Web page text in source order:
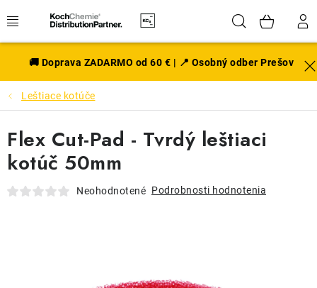
na
Hľadať
EXTERIÉR
DISKY A PNEU
INTERIÉR
PRÍSLUŠENSTVO
NOVINKY V SORTIMENTE
🚚 Doprava ZADARMO od 60 € | 📍 Osobný odber Prešov
Leštiace kotúče
Flex Cut-Pad - Tvrdý leštiaci
kotúč 50mm
Neohodnotené Podrobnosti hodnotenia